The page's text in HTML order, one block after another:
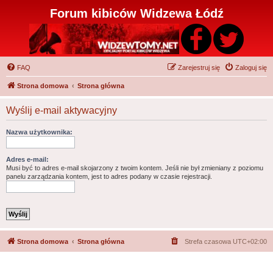
Forum kibiców Widzewa Łódź
FAQ Zaloguj się
Zarejestruj się
Strona domowa Strona główna
Wyślij e-mail aktywacyjny
Nazwa użytkownika:
Adres e-mail:
Musi być to adres e-mail skojarzony z twoim kontem. Jeśli nie był zmieniany z poziomu
panelu zarządzania kontem, jest to adres podany w czasie rejestracji.
Strona domowa Strona główna Strefa czasowa UTC+02:00